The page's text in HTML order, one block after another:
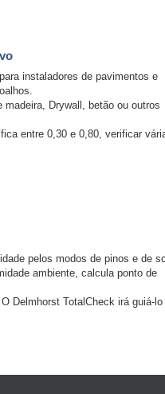
instaladores de pavimentos e
Drywall, betão ou outros
entre 0,30 e 0,80, verificar
pelos modos de pinos e de
ambiente, calcula ponto de
Delmhorst TotalCheck irá guiá-lo